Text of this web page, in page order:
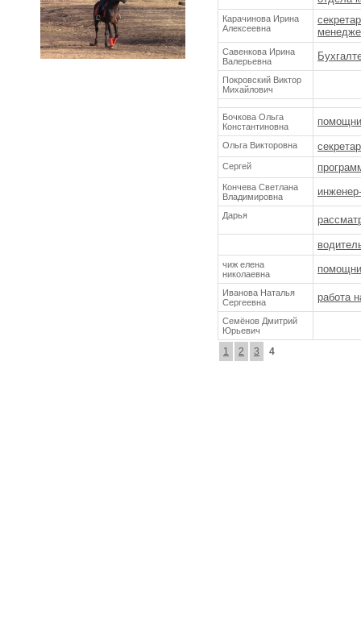
Карачинова Ирина
Алексеевна
Савенкова Ирина
Валерьевна
Покровский Виктор
Михайлович
Бочкова Ольга
Константиновна
Ольга Викторовна
Сергей
Кончева Светлана
Владимировна
Дарья
чиж елена
николаевна
Иванова Наталья
Сергеевна
работа
Семёнов Дмитрий
Юрьевич
1 2 3 4